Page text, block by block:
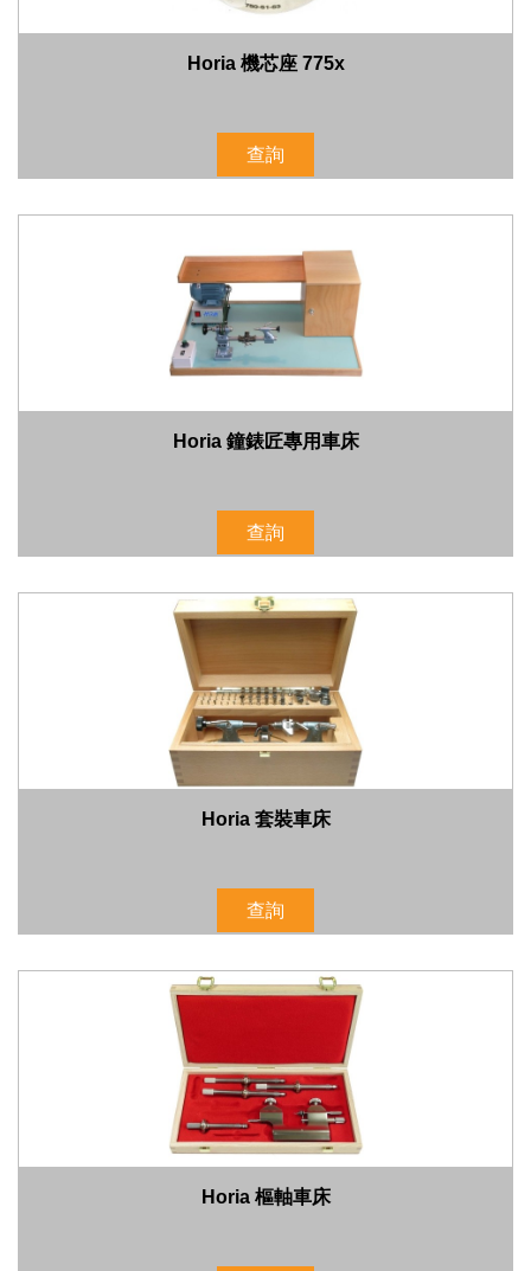
Horia 機芯座 775x
查詢
Horia 鐘錶匠專用車床
查詢
Horia 套裝車床
查詢
Horia 樞軸車床